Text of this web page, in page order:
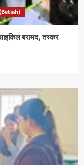
बरामद, तस्कर